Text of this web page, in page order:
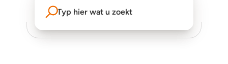
Typ hier wat u zoekt